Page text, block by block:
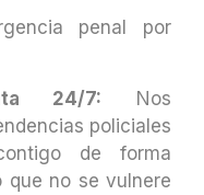
penal por
24/7: Nos
policiales
de forma
que no se vulnere